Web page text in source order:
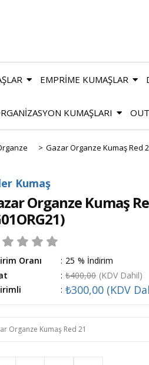
EMPRİME KUMAŞLAR
KUMAŞLARI
> Gazar Organze Kumaş Red
Kumaş
Organze Kumaş
Oranı : %
25
İndirim
: ₺400,00 (KDV Dahil)
: ₺300,00 (KDV
Organze Kumaş Red 21